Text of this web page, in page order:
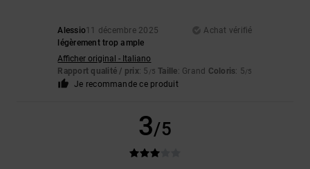
Alessio11 décembre 2025
Achat vérifié
légèrement trop ample
Afficher original - Italiano
Rapport qualité / prix: 5 /5 Taille: Grand Coloris: 5/5
Je recommande ce produit
3/5